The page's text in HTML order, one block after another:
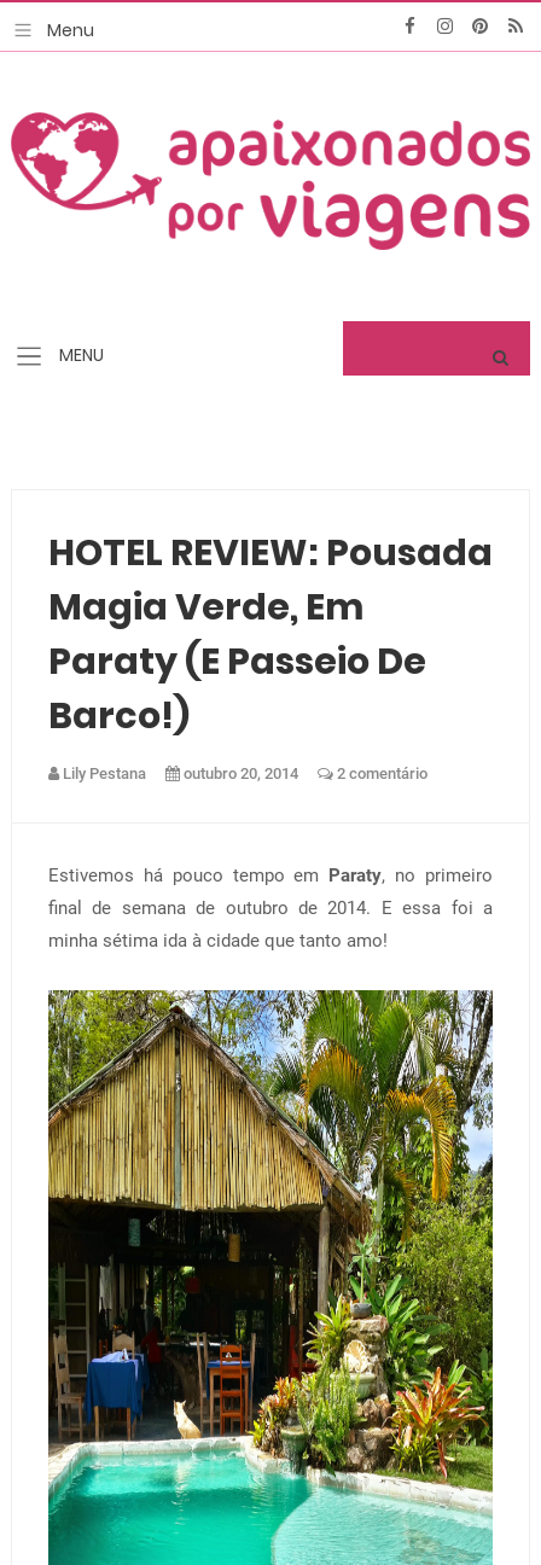
HOTEL REVIEW: Pousada
Magia Verde, Em
Paraty (e Passeio De
Barco!)
Lily Pestana outubro 20, 2014 2 comentário
Estivemos há pouco tempo em Paraty, no primeiro
final de semana de outubro de 2014. E essa foi a
minha sétima ida à cidade que tanto amo!